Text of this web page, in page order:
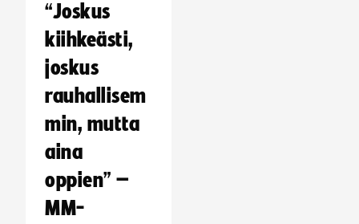
“Joskus
kiihkeästi,
joskus
rauhallisem
min, mutta
aina
oppien” –
MM-